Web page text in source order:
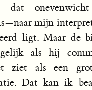
dat
mijn
ligt. Maar de
als hij
ziet als een
Dat kan ik